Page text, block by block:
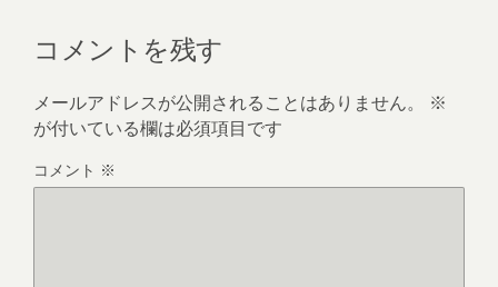
コメントを残す
メールアドレスが公開されることはありません。
※
が付いている欄は必須項目です
コメント ※